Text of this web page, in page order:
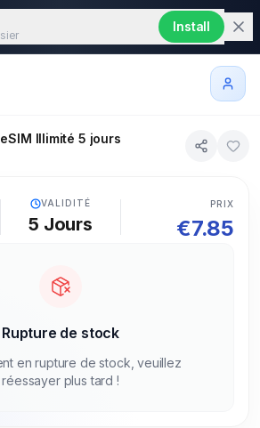
Install
Illimité 5 jours
VALIDITÉ
5 Jours
PRIX
€7.85
Rupture de stock
en rupture de stock, veuillez
réessayer plus tard !